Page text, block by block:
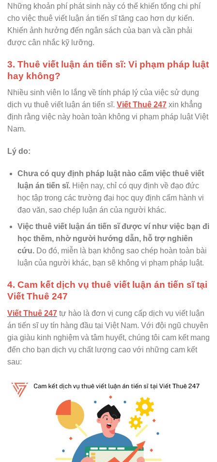
Những khoản phí phát sinh này có thể khiến tổng chi phí
cho việc thuê viết luận án tiến sĩ tăng cao hơn dự kiến.
Khiến ảnh hưởng đến ngân sách của bạn và cần phải
được cân nhắc kỹ lưỡng.
3. Thuê viết luận án tiến sĩ: Vi phạm pháp luật
hay không?
Nhiều sinh viên lo lắng về tính pháp lý của việc sử dụng
dịch vụ thuê viết luận án tiến sĩ. Viết Thuê 247 xin khẳng
định rằng việc này hoàn toàn không vi phạm pháp luật Việt
Nam.
Lý do:
Chưa có quy định pháp luật nào cấm việc thuê viết
luận án tiến sĩ.Hiện nay, chỉ có quy định về đạo đức
học tập trong các trường đại học quy định cấm hành vi
đạo văn, sao chép luận án của người khác.
Việc thuê viết luận án tiến sĩ được ví như việc bạn đi
học thêm, nhờ người hướng dẫn, hỗ trợ nghiên
cứu.Do đó, miễn là bạn không sao chép hoàn toàn bài
luận của người khác, bạn sẽ không vi phạm pháp luật.
4. Cam kết dịch vụ thuê viết luận án tiến sĩ tại
Viết Thuê 247
Viết Thuê 247 tự hào là đơn vị cung cấp dịch vụ viết luận
án tiến sĩ uy tín hàng đầu tại Việt Nam. Với đội ngũ chuyên
gia giàu kinh nghiệm và tâm huyết, chúng tôi cam kết mang
đến cho bạn dịch vụ chất lượng cao với những cam kết
sau: